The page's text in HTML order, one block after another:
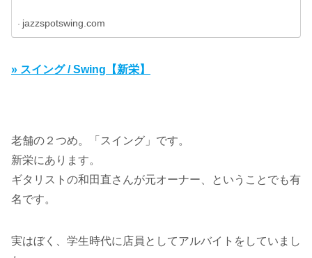
jazzspotswing.com
» スイング / Swing【新栄】
老舗の２つめ。「スイング」です。
新栄にあります。
ギタリストの和田直さんが元オーナー、ということでも有
名です。
実はぼく、学生時代に店員としてアルバイトをしていまし